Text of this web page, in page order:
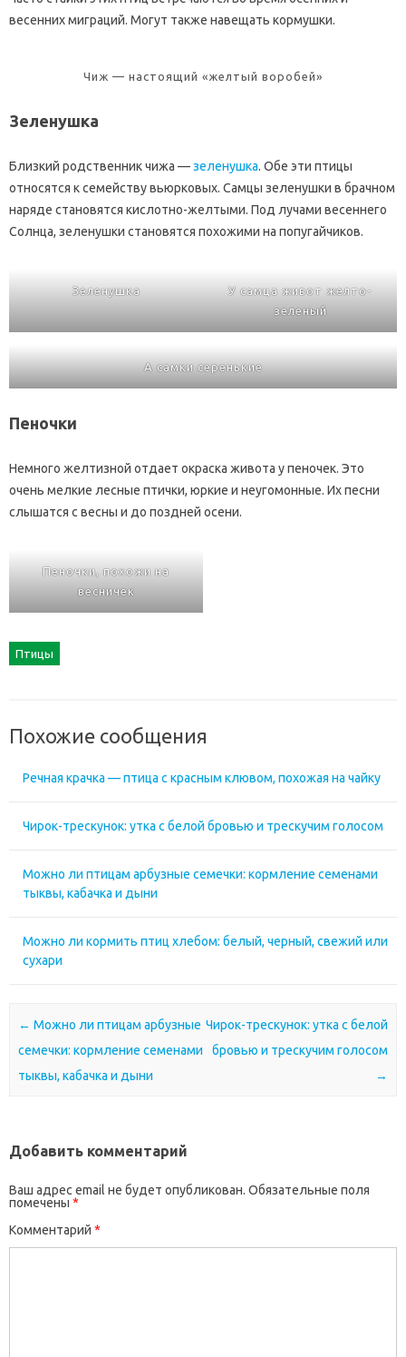
весенних миграций. Могут также навещать кормушки.
Чиж — настоящий «желтый воробей»
Зеленушка
Близкий родственник чижа —зеленушка. Обе эти птицы
относятся к семейству вьюрковых. Самцы зеленушки в брачном
наряде становятся кислотно-желтыми. Под лучами весеннего
Солнца, зеленушки становятся похожими на попугайчиков.
Зеленушка
У самца живот желто-
зеленый
А самки серенькие
Пеночки
Немного желтизной отдает окраска живота у пеночек. Это
очень мелкие лесные птички, юркие и неугомонные. Их песни
слышатся с весны и до поздней осени.
Пеночки, похожи на
весничек
Птицы
Похожие сообщения
Речная крачка — птица с красным клювом, похожая на чайку
Чирок-трескунок: утка с белой бровью и трескучим голосом
Можно ли птицам арбузные семечки: кормление семенами
тыквы, кабачка и дыни
Можно ли кормить птиц хлебом: белый, черный, свежий или
сухари
Почтовая навигация
← Можно ли птицам арбузные
семечки: кормление семенами
тыквы, кабачка и дыни
Чирок-трескунок: утка с белой
бровью и трескучим голосом
→
Добавить комментарий
Ваш адрес email не будет опубликован. Обязательные поля
помечены *
Комментарий *